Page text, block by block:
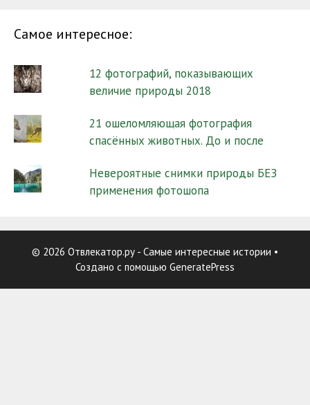
Самое интересное:
12 фотографий, показывающих
величие природы 2018
21 ошеломляющая фотография
спасённых животных. До и после
Невероятные снимки природы БЕЗ
применения фотошопа
© 2026 Отвлекатор.ру - Самые интересные истории •
Создано с помощью GeneratePress